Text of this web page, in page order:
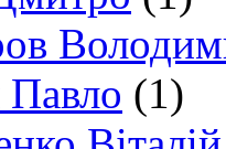
Павло (1)